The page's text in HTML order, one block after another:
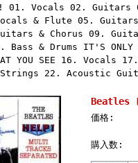
01. Vocals 02. Guitars
Vocals & Flute 05.
& Chorus 09.
& Drums IT'S
YOU SEE 16. Vocals
Strings 22. Acoustic
Beatles
価格:
購入数: